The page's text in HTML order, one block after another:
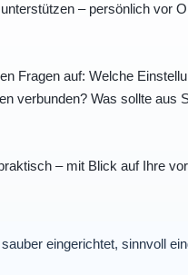
– persönlich vor
Fragen auf: Welche
verbunden? Was sollte aus
– mit Blick auf Ihre
eingerichtet, sinnvoll